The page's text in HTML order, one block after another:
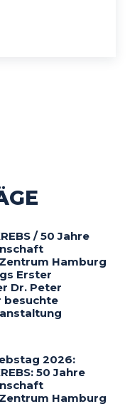
/ 50 Jahre
Hamburg
Erster
Dr. Peter
besuchte
2026:
50 Jahre
Hamburg